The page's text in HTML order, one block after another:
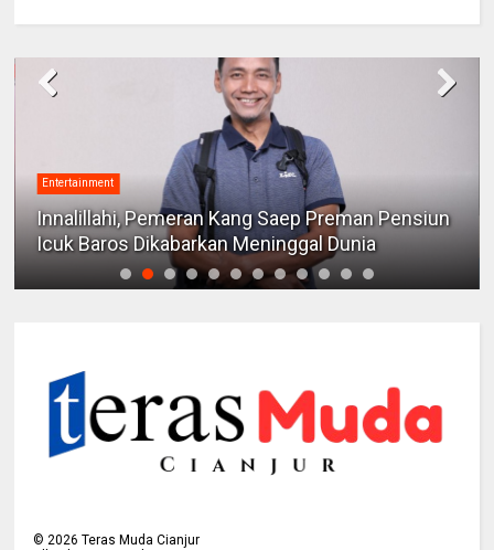
Lyto Pictures Garap Film Drama “People
Pleaser”, Angkat Isu Relasi Sosial yang Dekat
dengan Kehidupan Modern
©2026 Teras Muda Cianjur